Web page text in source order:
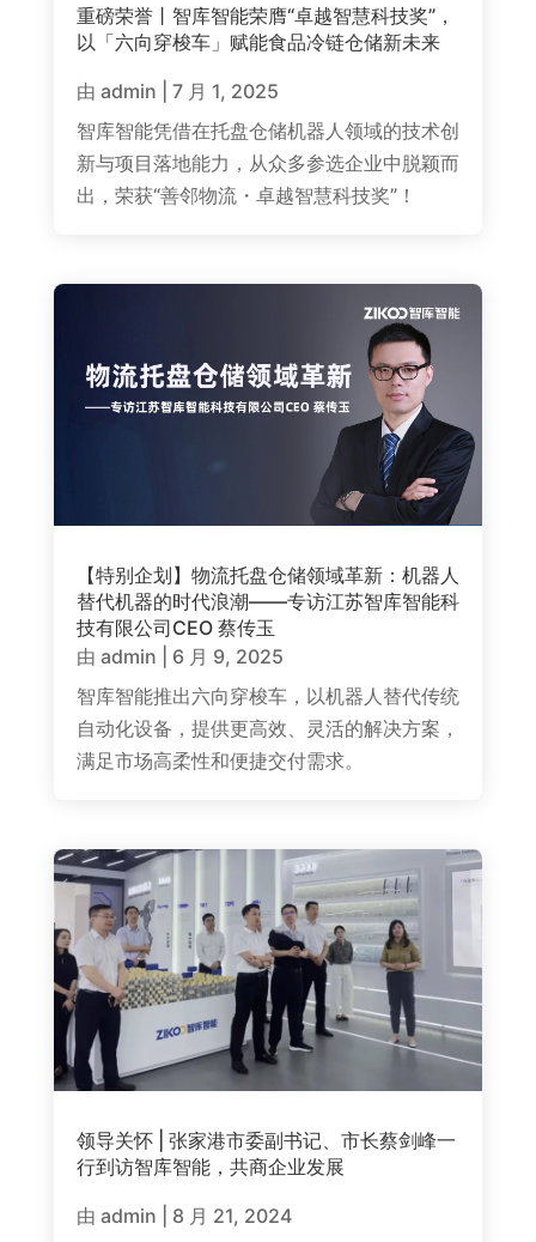
重磅荣誉丨智库智能荣膺“卓越智慧科技奖”，
以「六向穿梭车」赋能食品冷链仓储新未来
由 admin
7 月 1, 2025
智库智能凭借在托盘仓储机器人领域的技术创
新与项目落地能力，从众多参选企业中脱颖而
出，荣获“善邻物流・卓越智慧科技奖”！
【特别企划】物流托盘仓储领域革新：机器人
替代机器的时代浪潮——专访江苏智库智能科
技有限公司CEO 蔡传玉
由 admin
6 月 9, 2025
智库智能推出六向穿梭车，以机器人替代传统
自动化设备，提供更高效、灵活的解决方案，
满足市场高柔性和便捷交付需求。
领导关怀 | 张家港市委副书记、市长蔡剑峰一
行到访智库智能，共商企业发展
由 admin 8 月 21, 2024